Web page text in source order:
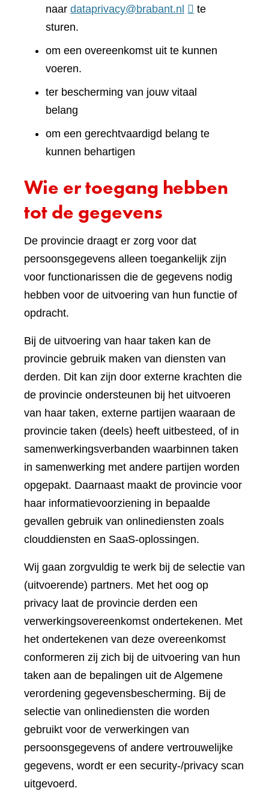
naar dataprivacy@brabant.nl
te
sturen.
om een overeenkomst uit te kunnen
voeren.
ter bescherming van jouw vitaal
belang
om een gerechtvaardigd belang te
kunnen behartigen
Wie er toegang hebben
tot de gegevens
De provincie draagt er zorg voor dat
persoonsgegevens alleen toegankelijk zijn
voor functionarissen die de gegevens nodig
hebben voor de uitvoering van hun functie of
opdracht.
Bij de uitvoering van haar taken kan de
provincie gebruik maken van diensten van
derden. Dit kan zijn door externe krachten die
de provincie ondersteunen bij het uitvoeren
van haar taken, externe partijen waaraan de
provincie taken (deels) heeft uitbesteed, of in
samenwerkingsverbanden waarbinnen taken
in samenwerking met andere partijen worden
opgepakt. Daarnaast maakt de provincie voor
haar informatievoorziening in bepaalde
gevallen gebruik van onlinediensten zoals
clouddiensten en SaaS-oplossingen.
Wij gaan zorgvuldig te werk bij de selectie van
(uitvoerende) partners. Met het oog op
privacy laat de provincie derden een
verwerkingsovereenkomst ondertekenen. Met
het ondertekenen van deze overeenkomst
conformeren zij zich bij de uitvoering van hun
taken aan de bepalingen uit de Algemene
verordening gegevensbescherming. Bij de
selectie van onlinediensten die worden
gebruikt voor de verwerkingen van
persoonsgegevens of andere vertrouwelijke
gegevens, wordt er een security-/privacy scan
uitgevoerd.